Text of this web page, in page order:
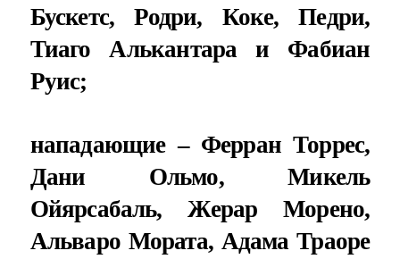
Бускетс, Родри, Коке, Педри,
Тиаго Алькантара и Фабиан
Руис;
нападающие – Ферран Торрес,
Дани Ольмо, Микель
Ойярсабаль, Жерар Морено,
Альваро Мората, Адама Траоре